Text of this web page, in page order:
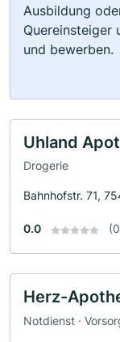
Ausbildung
Quereinsteiger
und bewerben.
Uhland
Drogerie
Bahnhofstr. 71,
0.0
Herz-
Notdienst ·